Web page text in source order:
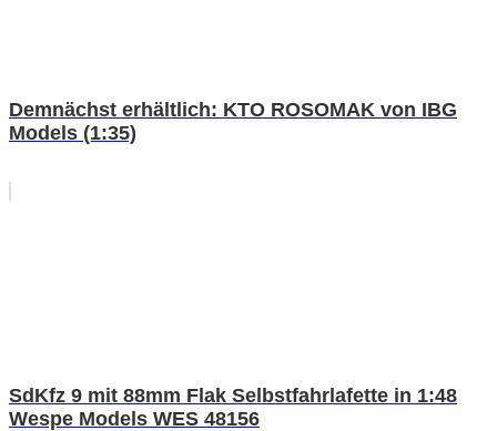
Demnächst erhältlich: KTO ROSOMAK von IBG
Models (1:35)
SdKfz 9 mit 88mm Flak Selbstfahrlafette in 1:48
Wespe Models WES 48156